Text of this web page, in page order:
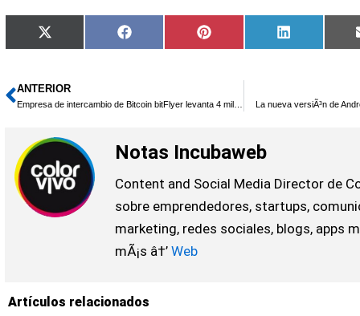
Compartir
en
X
(Twitter)
Compartir
en
Facebook
Compartir
en
Pinterest
Compartir
en
LinkedIn
Ant
ANTERIOR
La nueva versiÃ³n de
Notas Incubaweb
Content and Social Media Director de
sobre emprendedores, startups,
marketing, redes sociales, blogs, apps
mÃ¡s â†’Web
Artículos relacionados